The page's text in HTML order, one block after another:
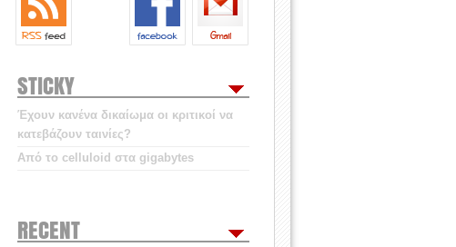
STICKY
Έχουν κανένα δικαίωμα οι κριτικοί να
κατεβάζουν ταινίες?
Από το celluloid στα gigabytes
RECENT